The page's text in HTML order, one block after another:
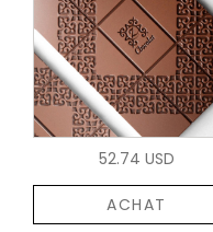
52.74 USD
ACHAT